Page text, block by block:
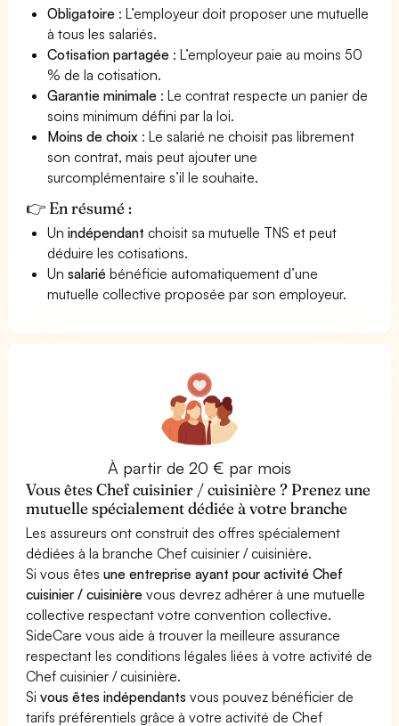
Obligatoire : L’employeur doit proposer une mutuelle
à tous les salariés.
Cotisation partagée : L’employeur paie au moins 50
% de la cotisation.
Garantie minimale : Le contrat respecte un panier de
soins minimum défini par la loi.
Moins de choix : Le salarié ne choisit pas librement
son contrat, mais peut ajouter une
surcomplémentaire s’il le souhaite.
👉 En résumé :
Unindépendant choisit sa mutuelle TNS et peut
déduire les cotisations.
Unsalarié bénéficie automatiquement d’une
mutuelle collective proposée par son employeur.
À partir de 20 € par mois
Vous êtes Chef cuisinier / cuisinière ? Prenez une
mutuelle spécialement dédiée à votre branche
Les assureurs ont construit des offres spécialement
dédiées à la branche Chef cuisinier / cuisinière.
Si vous êtesune entreprise ayant pour activité Chef
cuisinier / cuisinière vous devrez adhérer à une mutuelle
collective respectant votre convention collective.
SideCare vous aide à trouver la meilleure assurance
respectant les conditions légales liées à votre activité de
Chef cuisinier / cuisinière.
Sivous êtes indépendants vous pouvez bénéficier de
tarifs préférentiels grâce à votre activité de Chef